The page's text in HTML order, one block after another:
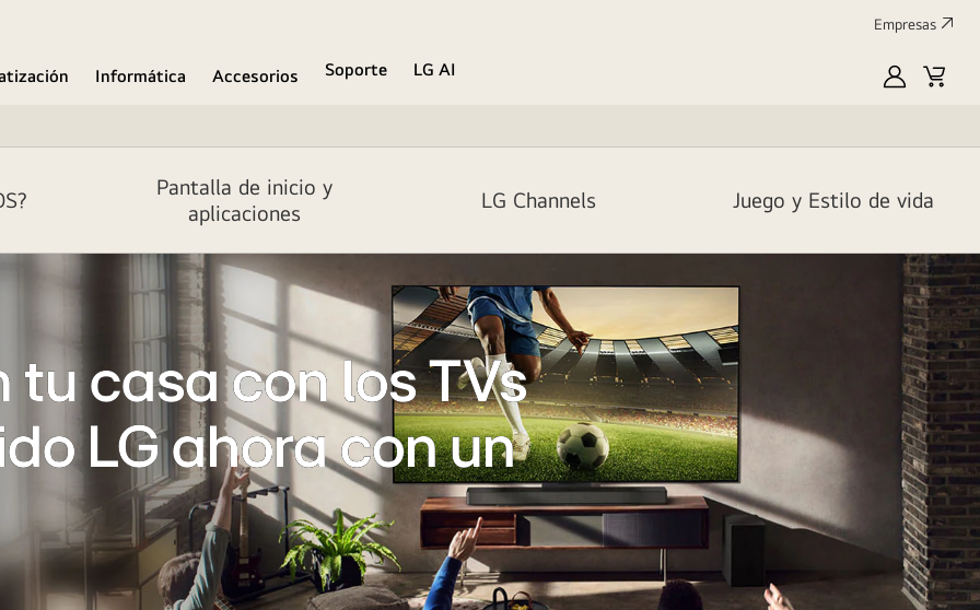
Empresas
Informática Accesorios Soporte
LG AI
MyLG
Pantalla de inicio y
aplicaciones
LG Channels Juego y Estilo de vida
casa con los TVs
LG ahora con un